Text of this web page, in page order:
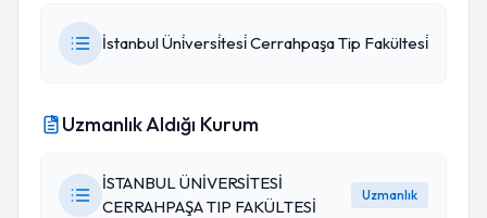
İstanbul Üni̇versi̇tesi̇ Cerrahpaşa Tip Fakültesi̇
Uzmanlık Aldığı Kurum
İSTANBUL ÜNİVERSİTESİ
CERRAHPAŞA TIP FAKÜLTESİ
Uzmanlık